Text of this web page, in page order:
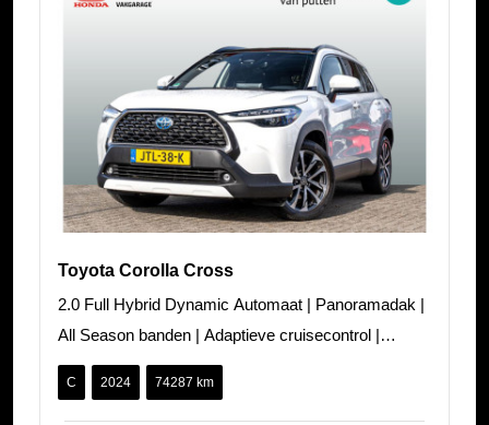
Toyota Corolla Cross
2.0 Full Hybrid Dynamic Automaat | Panoramadak |
All Season banden | Adaptieve cruisecontrol |
Stuur/stoelverwarming | camera
C 2024 74287 km